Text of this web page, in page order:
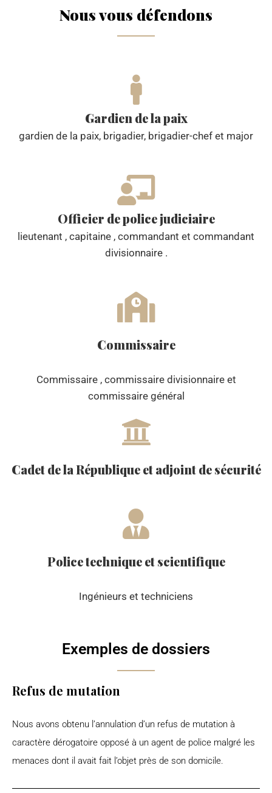
Nous vous défendons
Gardien de la paix
gardien de la paix, brigadier, brigadier-chef et major
Officier de police judiciaire
lieutenant , capitaine , commandant et commandant
divisionnaire .
Commissaire
Commissaire , commissaire divisionnaire et
commissaire général
Cadet de la République et adjoint de sécurité
Police technique et scientifique
Ingénieurs et techniciens
Exemples de dossiers
Refus de mutation
Nous avons obtenu l’annulation d’un refus de mutation à
caractère dérogatoire opposé à un agent de police malgré les
menaces dont il avait fait l’objet près de son domicile.